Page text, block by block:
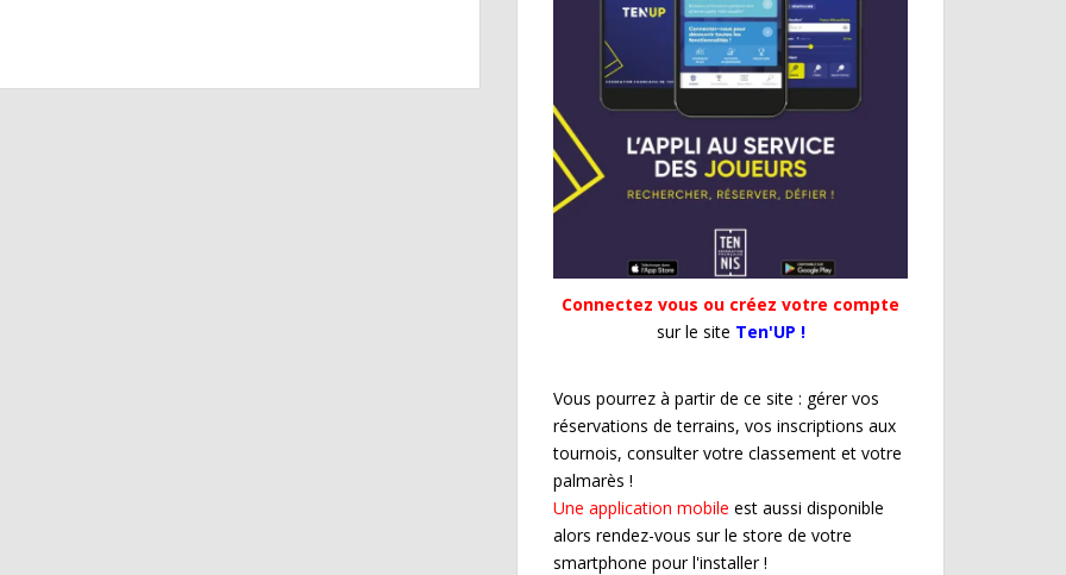
Connectez vous ou créez votre compte
sur le site Ten'UP !
Vous pourrez à partir de ce site : gérer vos
réservations de terrains, vos inscriptions aux
tournois, consulter votre classement et votre
palmarès !
Une application mobile est aussi disponible
alors rendez-vous sur le store de votre
smartphone pour l'installer !